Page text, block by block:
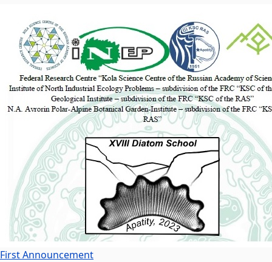
First Announcement